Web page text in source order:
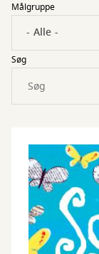
Målgruppe
Søg